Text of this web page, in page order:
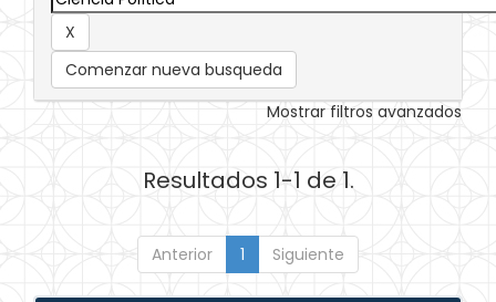
Comenzar nueva busqueda
Mostrar filtros avanzados
Resultados 1-1 de 1.
Anterior 1 Siguiente